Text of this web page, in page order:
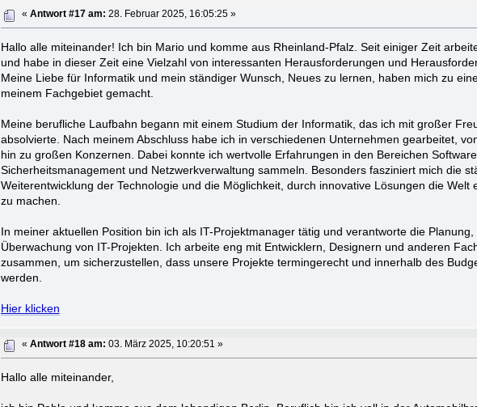
«Antwort #17 am: 28. Februar 2025, 16:05:25 »
Hallo alle miteinander! Ich bin Mario und komme aus Rheinland-Pfalz. Seit einiger Zeit
und habe in dieser Zeit eine Vielzahl von interessanten Herausforderungen und
Meine Liebe für Informatik und mein ständiger Wunsch, Neues zu lernen, haben mich zu
meinem Fachgebiet gemacht.
Meine berufliche Laufbahn begann mit einem Studium der Informatik, das ich mit großer
absolvierte. Nach meinem Abschluss habe ich in verschiedenen Unternehmen gearbeitet,
hin zu großen Konzernen. Dabei konnte ich wertvolle Erfahrungen in den Bereichen
Sicherheitsmanagement und Netzwerkverwaltung sammeln. Besonders fasziniert mich die
Weiterentwicklung der Technologie und die Möglichkeit, durch innovative Lösungen die Welt
zu machen.
In meiner aktuellen Position bin ich als IT-Projektmanager tätig und verantworte die Planung,
Überwachung von IT-Projekten. Ich arbeite eng mit Entwicklern, Designern und anderen
zusammen, um sicherzustellen, dass unsere Projekte termingerecht und innerhalb des
werden.
Hier klicken
«Antwort #18 am: 03. März 2025, 10:20:51 »
Hallo alle miteinander,